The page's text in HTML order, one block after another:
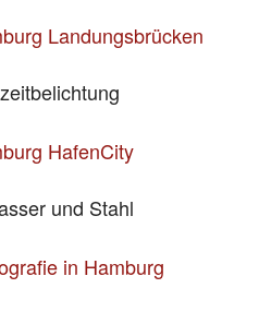
Landungsbrücken
HafenCity
und Stahl
in Hamburg